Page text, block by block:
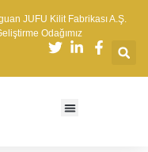
JUFU Kilit Fabrikası A.Ş.
Odağımız